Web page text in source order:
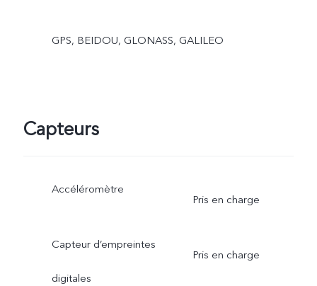
GPS, BEIDOU, GLONASS, GALILEO
Capteurs
Accéléromètre
Pris en charge
Capteur d’empreintes
digitales
Pris en charge